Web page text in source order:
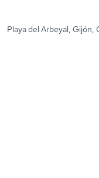
Playa del Arbeyal, Gijón,